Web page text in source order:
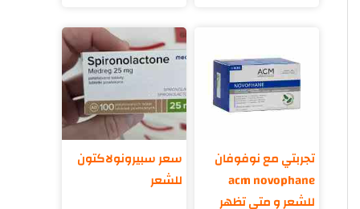
تجربتي مع نوفوفان
acm novophane
للشعر و متى تظهر
سعر سبيرونولاكتون
للشعر